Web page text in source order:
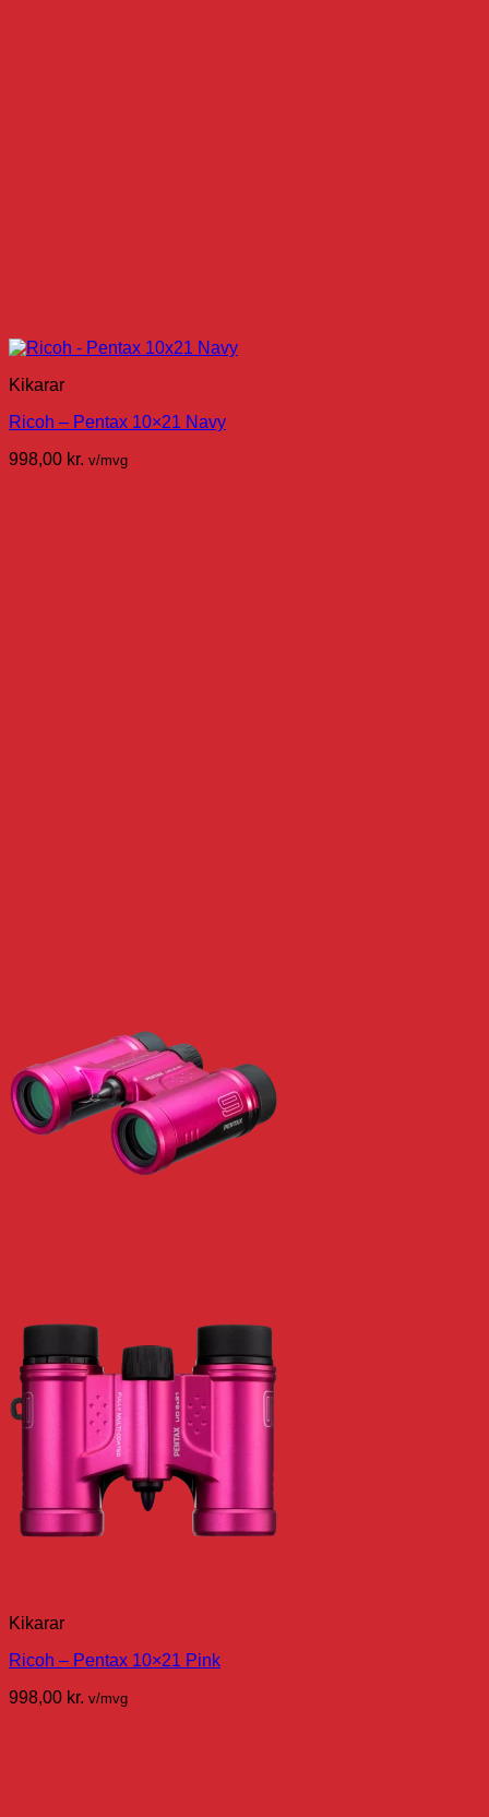
Kikarar
Ricoh – Pentax 10×21 Navy
998,00 kr. v/mvg
Kikarar
Ricoh – Pentax 10×21 Pink
998,00 kr. v/mvg